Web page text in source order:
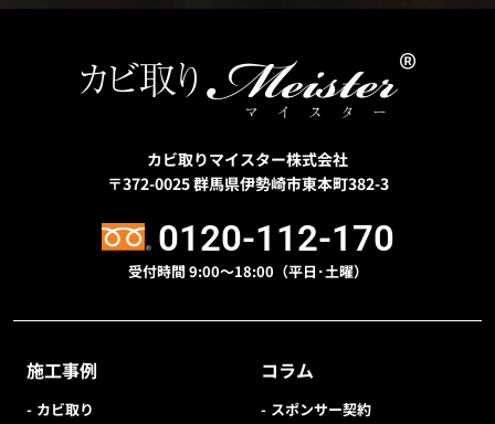
カビ取りマイスター株式会社
〒372-0025群馬県伊勢崎市東本町382-3
0120-112-170
受付時間 9:00〜18:00（平日･土曜）
施工事例
カビ取り
コラム
スポンサー契約